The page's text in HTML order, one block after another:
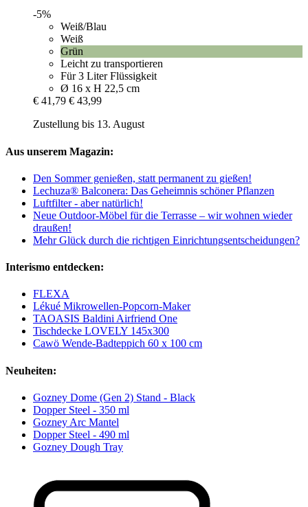
-5%
Weiß/Blau
Weiß
Grün
Leicht zu transportieren
Für 3 Liter Flüssigkeit
Ø 16 x H 22,5 cm
€ 41,79 € 43,99
Zustellung bis 13. August
Aus unserem Magazin:
Den Sommer genießen, statt permanent zu gießen!
Lechuza® Balconera: Das Geheimnis schöner Pflanzen
Luftfilter - aber natürlich!
Neue Outdoor-Möbel für die Terrasse – wir wohnen wieder
draußen!
Mehr Glück durch die richtigen Einrichtungsentscheidungen?
Interismo entdecken:
FLEXA
Lékué Mikrowellen-Popcorn-Maker
TAOASIS Baldini Airfriend One
Tischdecke LOVELY 145x300
Cawö Wende-Badteppich 60 x 100 cm
Neuheiten:
Gozney Dome (Gen 2) Stand - Black
Dopper Steel - 350 ml
Gozney Arc Mantel
Dopper Steel - 490 ml
Gozney Dough Tray